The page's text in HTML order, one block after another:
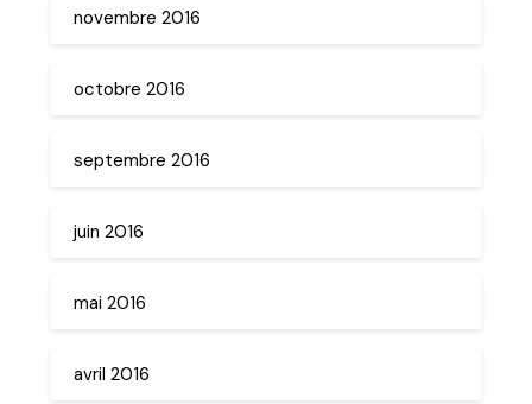
novembre 2016
octobre 2016
septembre 2016
juin 2016
mai 2016
avril 2016